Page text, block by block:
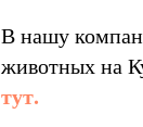
В нашу
животных на
тут.